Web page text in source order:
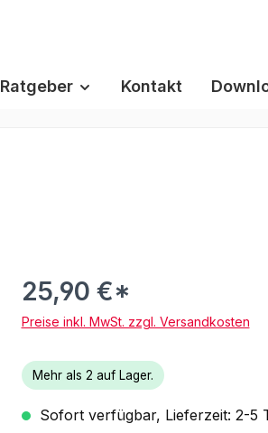
Ratgeber Kontakt
25,90 €*
Preise inkl. MwSt. zzgl. Versandkosten
Mehr als 2 auf Lager.
Sofort verfügbar, Lieferzeit: 2-5